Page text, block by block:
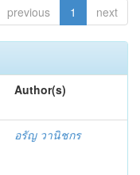
previous 1 next
Author(s)
อรัญ วานิชกร